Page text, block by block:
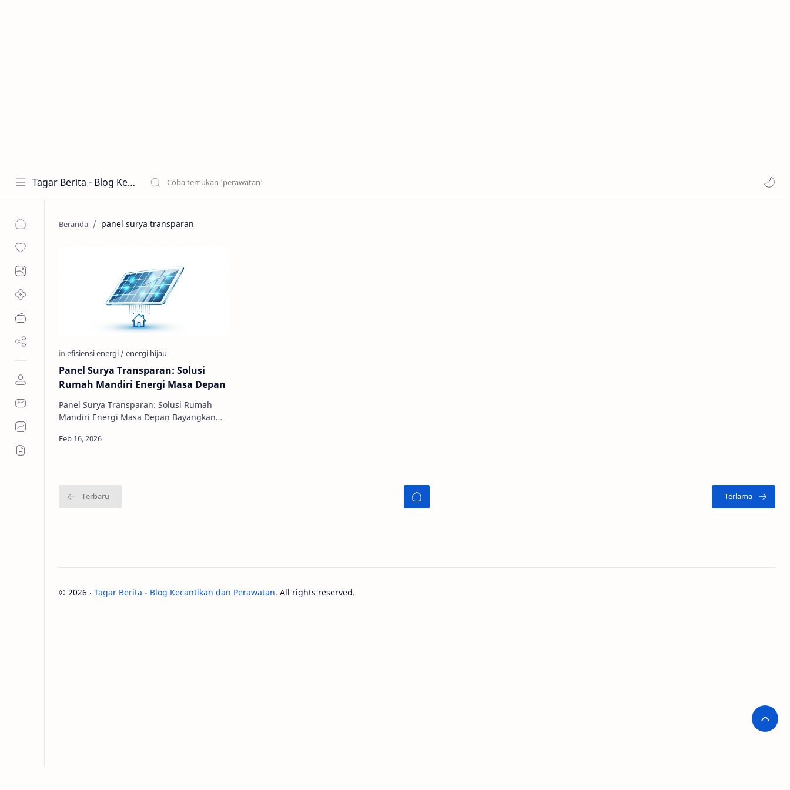
Tagar Berita - Blog Kecantikan dan Perawatan
panel surya transparan
Panel Surya Transparan: Solusi
Rumah Mandiri Energi Masa Depan
Panel Surya Transparan: Solusi Rumah
Mandiri Energi Masa Depan Bayangkan
menghasilkan listrik sendiri, bukan …
© 2026 ‧ Tagar Berita - Blog Kecantikan dan Perawatan. All rights reserved.